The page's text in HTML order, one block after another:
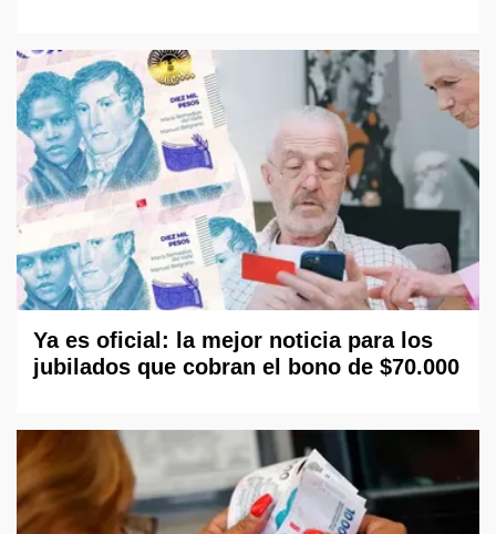
Ya es oficial: la mejor noticia para los
jubilados que cobran el bono de $70.000